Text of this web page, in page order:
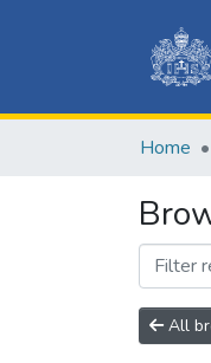
Home
All